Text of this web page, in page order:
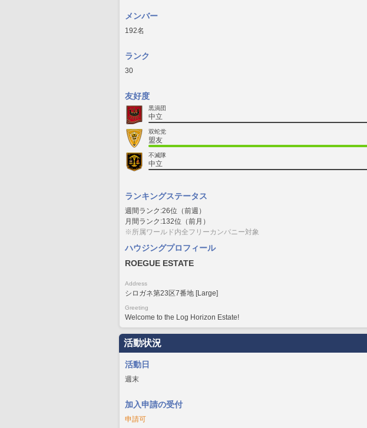
メンバー
192名
ランク
30
友好度
黒渦団
中立
双蛇党
盟友
不滅隊
中立
ランキングステータス
週間ランク:26位（前週）
月間ランク:132位（前月）
※所属ワールド内全フリーカンパニー対象
ハウジングプロフィール
ROEGUE ESTATE
Address
シロガネ第23区7番地 [Large]
Greeting
Welcome to the Log Horizon Estate!
活動状況
活動日
週末
加入申請の受付
申請可